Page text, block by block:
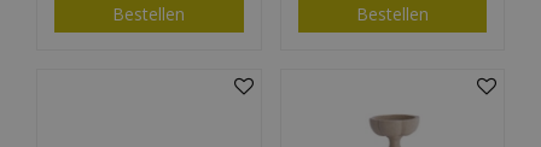
Bestellen Bestellen